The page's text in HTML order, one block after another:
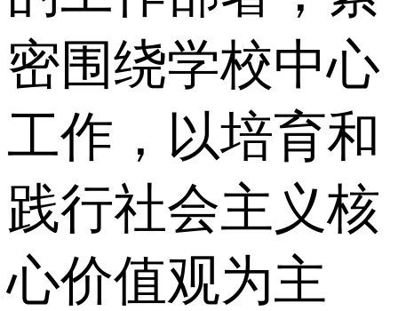
密围绕学校中心
工作，以培育和
践行社会主义核
心价值观为主